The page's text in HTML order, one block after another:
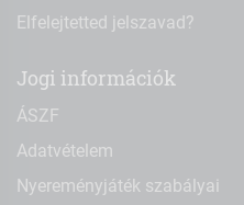
Elfelejtetted jelszavad?
Jogi információk
ÁSZF
Adatvételem
Nyereményjáték szabályai